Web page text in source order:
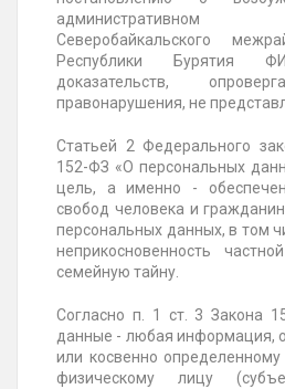
административном
Северобайкальского
Республики Бурятия
доказательств,
правонарушения, не
Статьей 2 Федерального
152-ФЗ «О персональных
цель, а именно -
свобод человека и
персональных данных, в том
неприкосновенность
семейную тайну.
Согласно п. 1 ст. 3 Закона
данные - любая информация,
или косвенно
физическому лицу